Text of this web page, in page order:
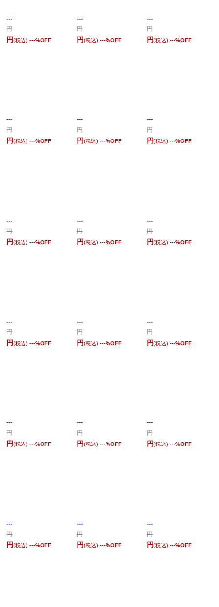
---
円
円(税込) ---%OFF
---
円
円(税込) ---%OFF
---
円
円(税込) ---%OFF
---
円
円(税込) ---%OFF
---
円
円(税込) ---%OFF
---
円
円(税込) ---%OFF
---
円
円(税込) ---%OFF
---
円
円(税込) ---%OFF
---
円
円(税込) ---%OFF
---
円
円(税込) ---%OFF
---
円
円(税込) ---%OFF
---
円
円(税込) ---%OFF
---
円
円(税込) ---%OFF
---
円
円(税込) ---%OFF
---
円
円(税込) ---%OFF
---
円
円(税込) ---%OFF
---
円
円(税込) ---%OFF
---
円
円(税込) ---%OFF